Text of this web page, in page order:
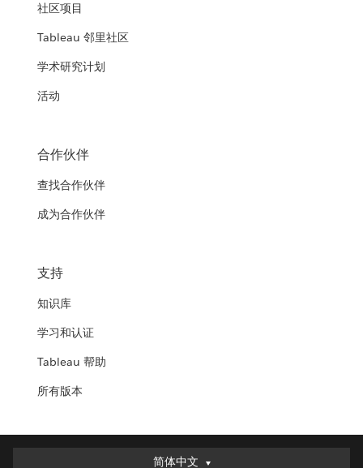
社区项目
Tableau 邻里社区
学术研究计划
活动
合作伙伴
查找合作伙伴
成为合作伙伴
支持
知识库
学习和认证
Tableau 帮助
所有版本
简体中文
简体中文